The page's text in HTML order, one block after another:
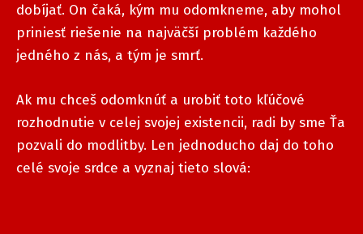
dobíjať. On čaká, kým mu odomkneme, aby mohol
priniesť riešenie na najväčší problém každého
jedného z nás, a tým je smrť.
Ak mu chceš odomknúť a urobiť toto kľúčové
rozhodnutie v celej svojej existencii, radi by sme Ťa
pozvali do modlitby. Len jednoducho daj do toho
celé svoje srdce a vyznaj tieto slová: